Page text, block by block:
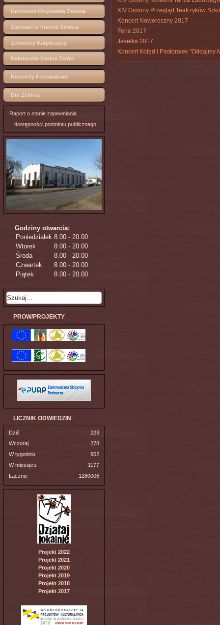
Honorowi Obywatele Zelowa
Zapisani w historii Zelowa
Zelowscy Katyńczycy
Nekropolie Gminy Zelów
Koncerty Festiwalowe
Dni Zelowa
Raport o stanie zapewniania
dostępności podmiotu publicznego
Godziny otwarcia:
Poniedziałek 8.00 - 20.00
Wtorek
8.00 - 20.00
Środa
8.00 - 20.00
Czwartek
8.00 - 20.00
Piątek
8.00 - 20.00
PROW/PROJEKTY
LICZNIK ODWIEDZIN
Dziś
223
Wczoraj
278
W tygodniu
952
W miesiącu
1177
Łącznie
1280006
Projekt 2022
Projekt 2021
Projekt 2020
Projekt 2019
Projekt 2018
Projekt 2017
XIV Gminny Przegląd Teatrzyków
Koncert Noworoczny 2017
Ferie 2017
Jasełka 2017
Koncert Kolęd i Pastorałek "Oddajmy